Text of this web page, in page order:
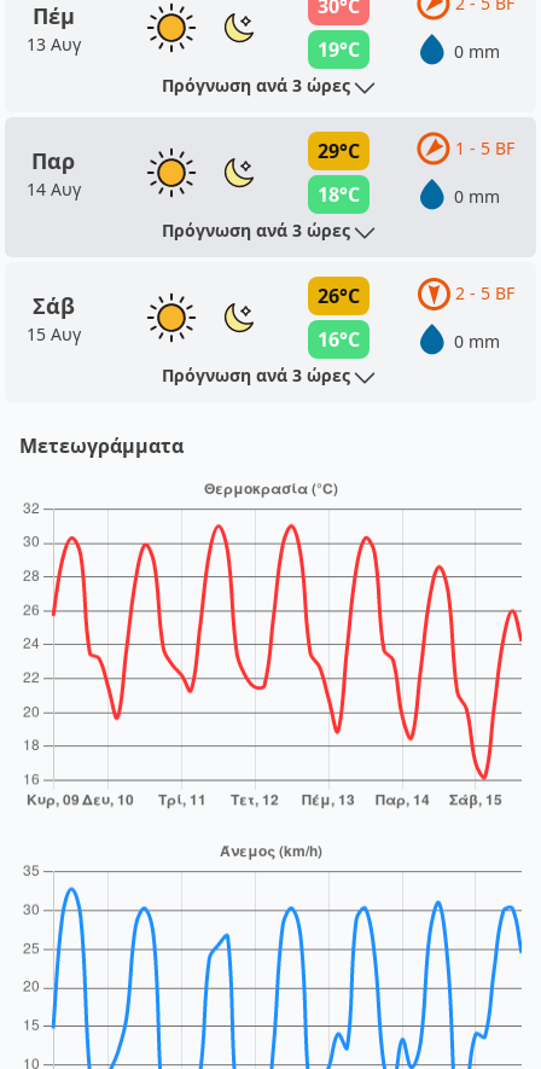
Πέμ
13 Αυγ
30°C
19°C
0 mm
Πρόγνωση ανά 3 ώρες
Παρ
14 Αυγ
29°C
18°C
1 - 5 BF
0 mm
Πρόγνωση ανά 3 ώρες
Σάβ
15 Αυγ
26°C
16°C
2 - 5 BF
0 mm
Πρόγνωση ανά 3 ώρες
Μετεωγράμματα